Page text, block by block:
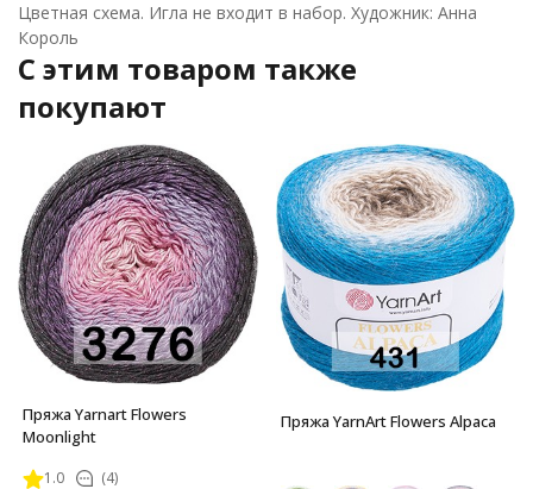
Цветная схема. Игла не входит в набор. Художник: Анна
Король
C этим товаром также
покупают
Пряжа Yarnart Flowers
Moonlight
1.0 (4)
Пряжа YarnArt Flowers Alpaca